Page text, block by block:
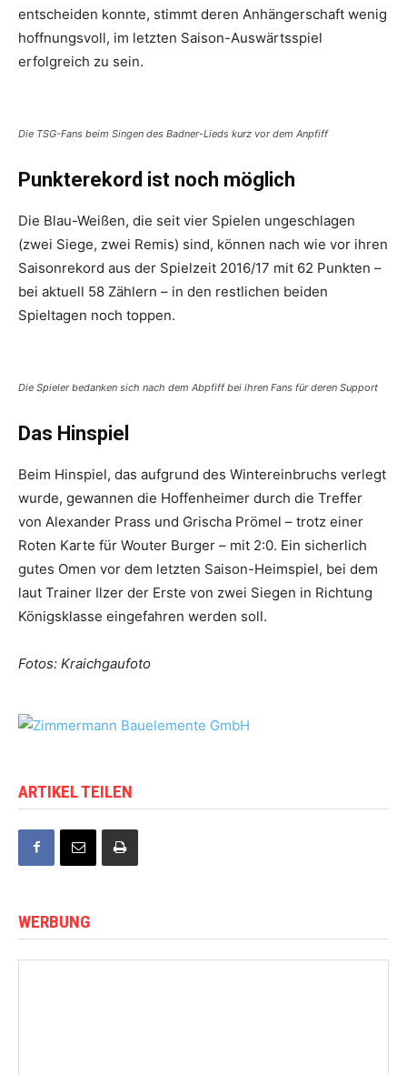
entscheiden konnte, stimmt deren Anhängerschaft wenig
hoffnungsvoll, im letzten Saison-Auswärtsspiel
erfolgreich zu sein.
Die TSG-Fans beim Singen des Badner-Lieds kurz vor dem Anpfiff
Punkterekord ist noch möglich
Die Blau-Weißen, die seit vier Spielen ungeschlagen
(zwei Siege, zwei Remis) sind, können nach wie vor ihren
Saisonrekord aus der Spielzeit 2016/17 mit 62 Punkten –
bei aktuell 58 Zählern – in den restlichen beiden
Spieltagen noch toppen.
Die Spieler bedanken sich nach dem Abpfiff bei ihren Fans für deren Support
Das Hinspiel
Beim Hinspiel, das aufgrund des Wintereinbruchs verlegt
wurde, gewannen die Hoffenheimer durch die Treffer
von Alexander Prass und Grischa Prömel – trotz einer
Roten Karte für Wouter Burger – mit 2:0. Ein sicherlich
gutes Omen vor dem letzten Saison-Heimspiel, bei dem
laut Trainer Ilzer der Erste von zwei Siegen in Richtung
Königsklasse eingefahren werden soll.
Fotos: Kraichgaufoto
ARTIKEL TEILEN
WERBUNG